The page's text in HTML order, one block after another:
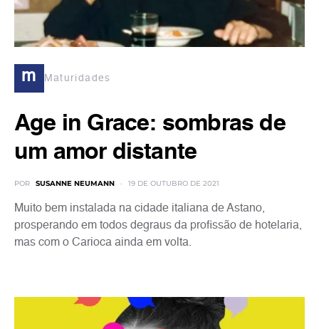
m Maturidades
Age in Grace: sombras de
um amor distante
POR SUSANNE NEUMANN 19 DE OUTUBRO DE 2021
Muito bem instalada na cidade italiana de Astano,
prosperando em todos degraus da profissão de hotelaria,
mas com o Carioca ainda em volta.